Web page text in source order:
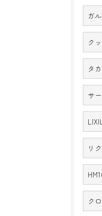
ガ
ク
タ
サ
リ
ク